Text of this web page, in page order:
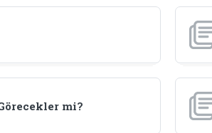
mi?